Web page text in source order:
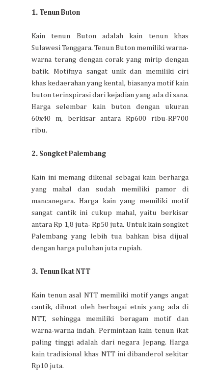
1. Tenun Buton
Kain tenun Buton adalah kain tenun khas
Sulawesi Tenggara. Tenun Buton memiliki warna-
warna terang dengan corak yang mirip dengan
batik. Motifnya sangat unik dan memiliki ciri
khas kedaerahan yang kental, biasanya motif kain
buton terinspirasi dari kejadian yang ada di sana.
Harga selembar kain buton dengan ukuran
60x40 m, berkisar antara Rp600 ribu-RP700
ribu.
2. Songket Palembang
Kain ini memang dikenal sebagai kain berharga
yang mahal dan sudah memiliki pamor di
mancanegara. Harga kain yang memiliki motif
sangat cantik ini cukup mahal, yaitu berkisar
antara Rp 1,8 juta- Rp50 juta. Untuk kain songket
Palembang yang lebih tua bahkan bisa dijual
dengan harga puluhan juta rupiah.
3. Tenun Ikat NTT
Kain tenun asal NTT memiliki motif yangs angat
cantik, dibuat oleh berbagai etnis yang ada di
NTT, sehingga memiliki beragam motif dan
warna-warna indah. Permintaan kain tenun ikat
paling tinggi adalah dari negara Jepang. Harga
kain tradisional khas NTT ini dibanderol sekitar
Rp10 juta.